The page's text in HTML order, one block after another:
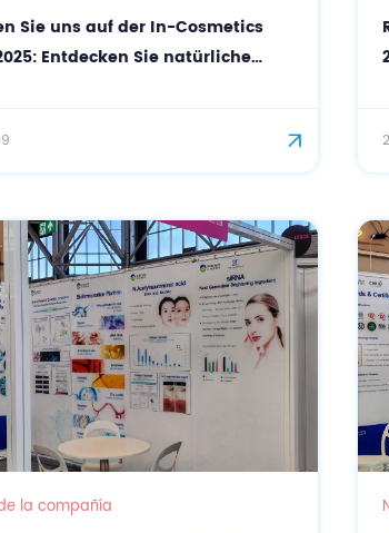
Sie uns auf der In-Cosmetics
Entdecken Sie natürliche
la compañía